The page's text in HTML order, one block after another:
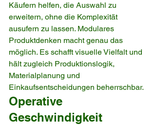
Käufern helfen, die Auswahl zu
erweitern, ohne die Komplexität
ausufern zu lassen. Modulares
Produktdenken macht genau das
möglich. Es schafft visuelle Vielfalt und
hält zugleich Produktionslogik,
Materialplanung und
Einkaufsentscheidungen beherrschbar.
Operative
Geschwindigkeit